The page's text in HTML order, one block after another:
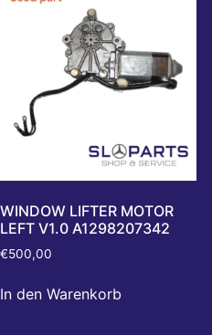
WINDOW LIFTER MOTOR
LEFT V1.0 A1298207342
€500,00
In den Warenkorb